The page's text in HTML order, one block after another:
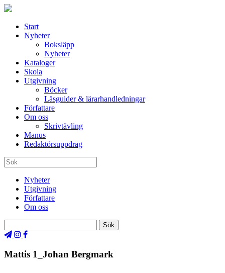
Start
Nyheter
Boksläpp
Nyheter
Kataloger
Skola
Utgivning
Böcker
Läsguider & lärarhandledningar
Författare
Om oss
Skrivtävling
Manus
Redaktörsuppdrag
Nyheter
Utgivning
Författare
Om oss
Mattis 1_Johan Bergmark